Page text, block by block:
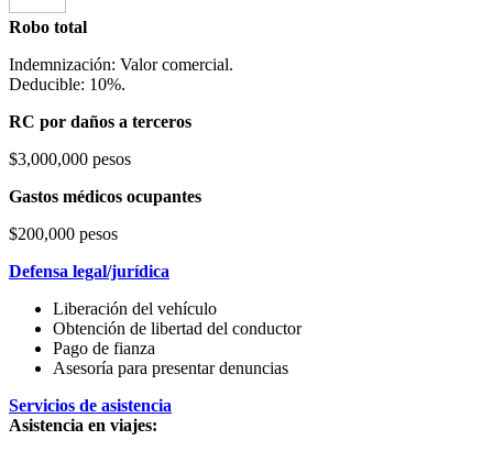
Robo total
Indemnización: Valor comercial.
Deducible: 10%.
RC por daños a terceros
$3,000,000 pesos
Gastos médicos ocupantes
$200,000 pesos
Defensa legal/jurídica
Liberación del vehículo
Obtención de libertad del conductor
Pago de fianza
Asesoría para presentar denuncias
Servicios de asistencia
Asistencia en viajes: